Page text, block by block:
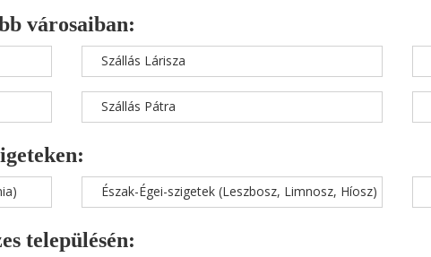
városaiban:
Szállás Lárisza
Szállás Pátra
Észak-Égei-szigetek (Leszbosz, Limnosz, Híosz)
településén: